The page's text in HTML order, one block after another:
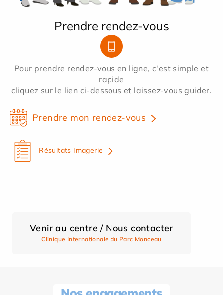
Prendre rendez-vous
Pour prendre rendez-vous en ligne, c'est simple et
rapide
cliquez sur le lien ci-dessous et laissez-vous guider.
Prendre mon rendez-vous
Résultats Imagerie
Venir au centre / Nous contacter
Clinique Internationale du Parc Monceau